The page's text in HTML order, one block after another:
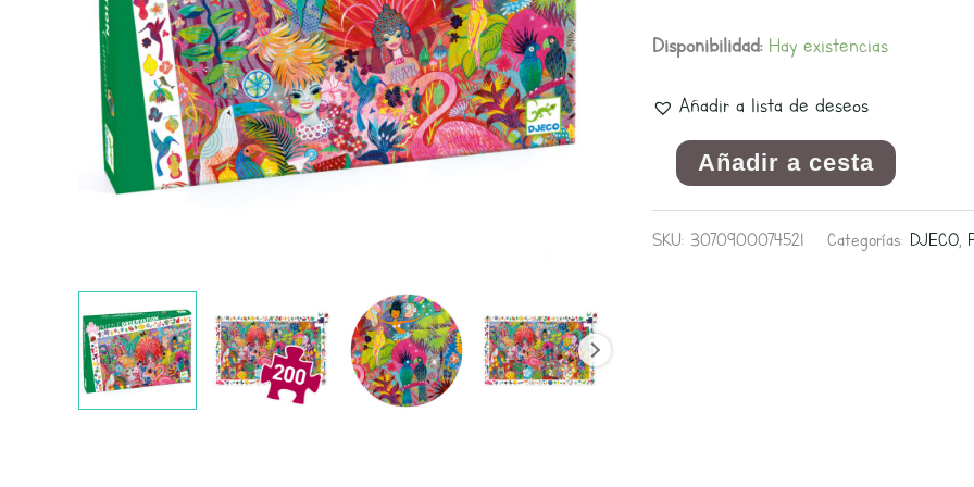
Disponibilidad: Hay existencias
Añadir a lista de deseos
cantidad
Añadir a cesta
SKU: 3070900074521 Categorías: DJECO,